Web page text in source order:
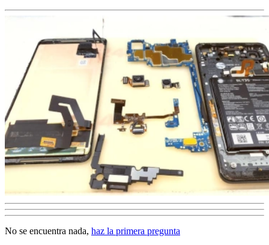
No se encuentra nada, haz la primera pregunta